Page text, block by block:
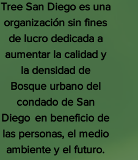
Tree San Diego es una
organización sin fines
de lucro dedicada a
aumentar la calidad y
la densidad de
Bosque urbano del
condado de San
Diego en beneficio de
las personas, el medio
ambiente y el futuro.